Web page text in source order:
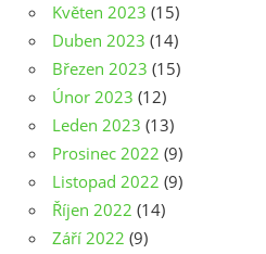
Květen 2023 (15)
Duben 2023 (14)
Březen 2023 (15)
Únor 2023 (12)
Leden 2023 (13)
Prosinec 2022 (9)
Listopad 2022 (9)
Říjen 2022 (14)
Září 2022 (9)